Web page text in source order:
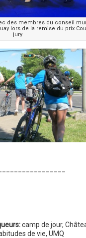
des membres du conseil
lors de la remise du prix
jury
camp de jour,
de vie, UMQ